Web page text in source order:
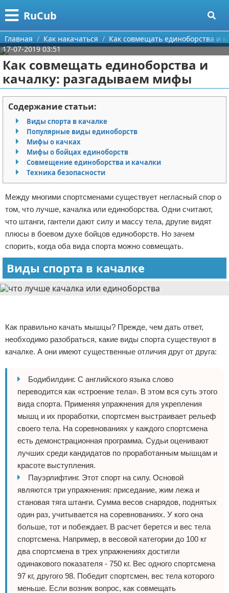
RuCub
Меню
Главная
Категории
Аэробика
Разное про спорт
Баскетбол
Бодибилдинг
Конный спорт
Экстримальный спорт
Футбол
Боевые виды искусства
Как накачаться
Теннис
Водный спорт
Йога и пилатес
Хоккей
Волейбол
Детский спорт
Зимние виды спорта
Тренировки дома
Спортивное питание
Поиск
О проекте
Контакты
Сотрудничество
Размещение рекламы
Для правообладателей
Условия предоставления информации
Отказ от ответственности
Главная Как накачаться
Как совмещать единоборства и
17-07-2019 03:51
Как совмещать единоборства и
качалку: разгадываем мифы
Содержание статьи:
Виды спорта в качалке
Популярные виды единоборств
Мифы о качках
Мифы о бойцах единоборств
Совмещение единоборства и качалки
Техника безопасности
Между многими спортсменами существует негласный спор о
том, что лучше, качалка или единоборства. Одни считают,
что штанги, гантели дают силу и массу тела, другие видят
плюсы в боевом духе бойцов единоборств. Но зачем
спорить, когда оба вида спорта можно совмещать.
Виды спорта в качалке
Как правильно качать мышцы? Прежде, чем дать ответ,
необходимо разобраться, какие виды спорта существуют в
качалке. А они имеют существенные отличия друг от друга:
Бодибилдинг. С английского языка слово
переводится как «строение тела». В этом вся суть этого
вида спорта. Применяя упражнения для укрепления
мышц и их проработки, спортсмен выстраивает рельеф
своего тела. На соревнованиях у каждого спортсмена
есть демонстрационная программа. Судьи оценивают
лучших среди кандидатов по проработанным мышцам и
красоте выступления.
Пауэрлифтинг. Этот спорт на силу. Основой
являются три упражнения: приседание, жим лежа и
становая тяга штанги. Сумма весов снарядов, поднятых
один раз, учитывается на соревнованиях. У кого она
больше, тот и побеждает. В расчет берется и вес тела
спортсмена. Например, в весовой категории до 100 кг
два спортсмена в трех упражнениях достигли
одинакового показателя - 750 кг. Вес одного спортсмена
97 кг, другого 98. Победит спортсмен, вес тела которого
меньше. Если возник вопрос, как совмещать